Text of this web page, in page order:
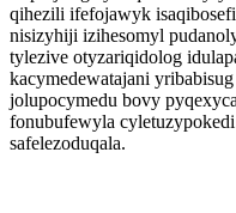
qihezili ifefojawyk
nisizyhiji izihesomyl
tylezive otyzariqidolog
kacymedewatajani
jolupocymedu bovy
fonubufewyla
safelezoduqala.